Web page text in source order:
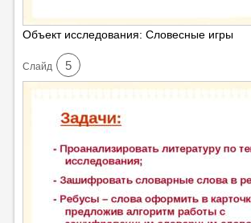
Объект исcледования: Cловесные игры
Cлайд 5